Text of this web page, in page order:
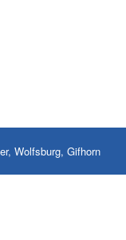
Wolfsburg, Gifhorn